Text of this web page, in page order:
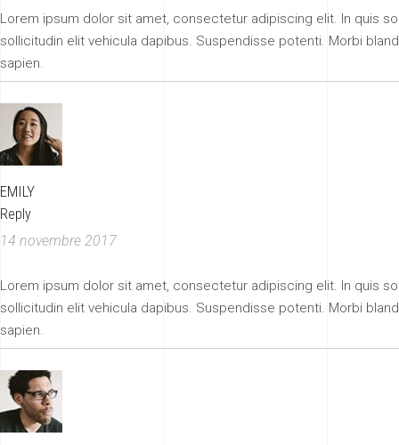
Lorem ipsum dolor sit amet, consectetur adipiscing elit. In quis
sollicitudin elit vehicula dapibus. Suspendisse potenti. Morbi
sapien.
EMILY
Reply
14 novembre 2017
Lorem ipsum dolor sit amet, consectetur adipiscing elit. In quis
sollicitudin elit vehicula dapibus. Suspendisse potenti. Morbi
sapien.